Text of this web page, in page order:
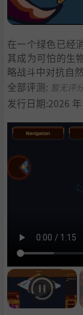
在一个绿色已经
其成为可怕的生
略战斗中对抗自然
全部评测: 暂无评
发行日期:2026